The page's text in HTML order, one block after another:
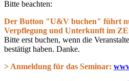
Bitte beachten:
Der Button "U&V buchen" führt
Verpflegung und Unterkunft im
Bitte erst buchen, wenn die
bestätigt haben. Danke.
> Anmeldung für das Seminar: